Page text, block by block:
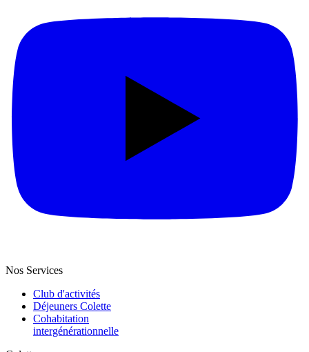
Nos Services
Club d'activités
Déjeuners Colette
Cohabitation
intergénération­nelle